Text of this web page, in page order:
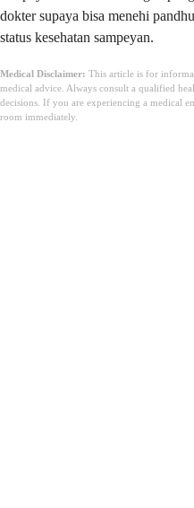
dokter supaya bisa menehi
status kesehatan sampeyan.
Medical Disclaimer: This article is for
medical advice. Always consult a qualified
decisions. If you are experiencing a medical
room immediately.